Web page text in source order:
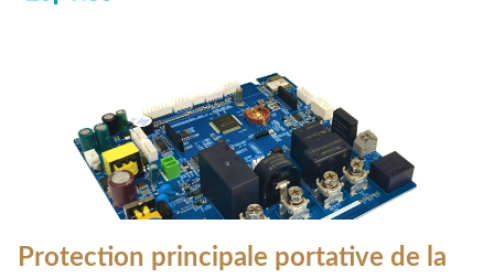
Protection principale portative de la